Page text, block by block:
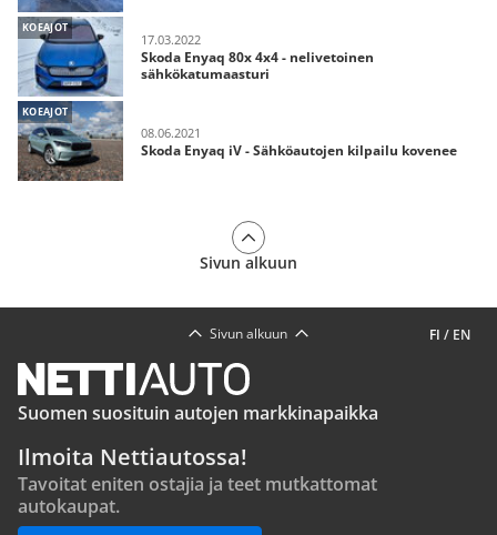
KOEAJOT
17.03.2022
Skoda Enyaq 80x 4x4 - nelivetoinen
sähkökatumaasturi
KOEAJOT
08.06.2021
Skoda Enyaq iV - Sähköautojen kilpailu kovenee
Sivun alkuun
FI / EN
Sivun alkuun
Suomen suosituin autojen markkinapaikka
Ilmoita Nettiautossa!
Tavoitat eniten ostajia ja teet mutkattomat
autokaupat.